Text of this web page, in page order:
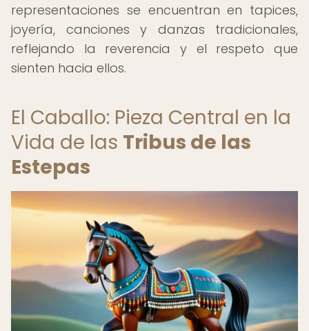
representaciones se encuentran en tapices,
joyería, canciones y danzas tradicionales,
reflejando la reverencia y el respeto que
sienten hacia ellos.
El Caballo: Pieza Central en la
Vida de las Tribus de las
Estepas